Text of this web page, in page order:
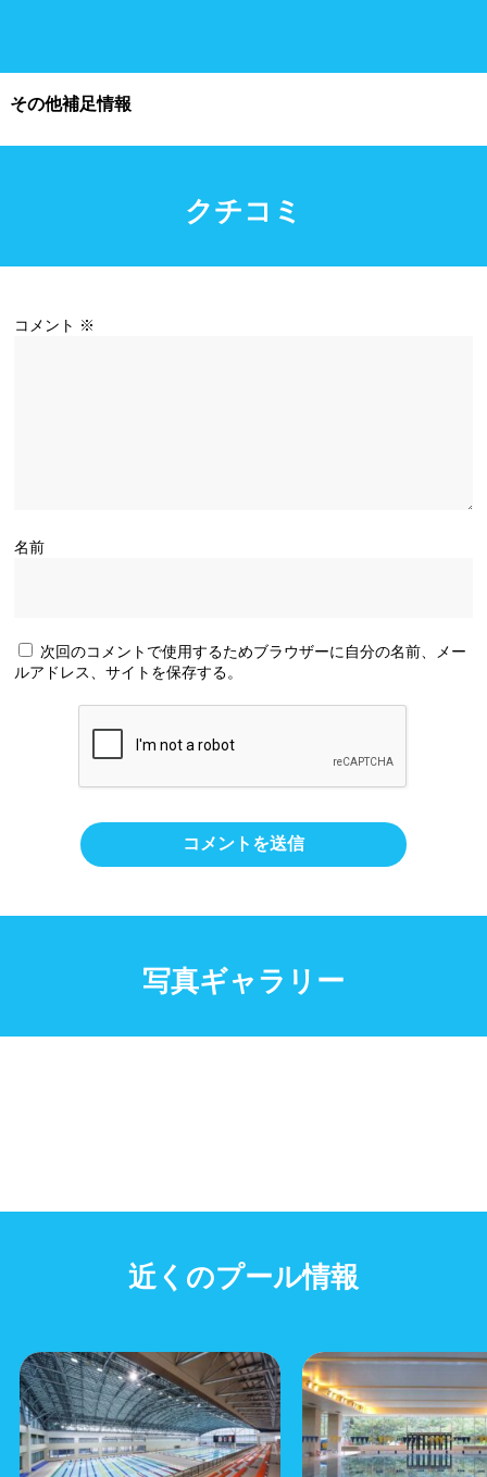
その他補足情報
クチコミ
コメント ※
名前
次回のコメントで使用するためブラウザーに自分の名前、メー
ルアドレス、サイトを保存する。
写真ギャラリー
近くのプール情報